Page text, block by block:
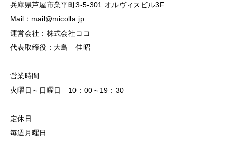
兵庫県芦屋市業平町3-5-301 オルヴィスビル3F
Mail：mail@micolla.jp
運営会社：株式会社ココ
代表取締役：大島 佳昭
営業時間
火曜日～日曜日 10：00～19：30
定休日
毎週月曜日